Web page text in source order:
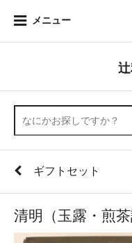
メニュー
ギフトセット
清明（玉露・煎